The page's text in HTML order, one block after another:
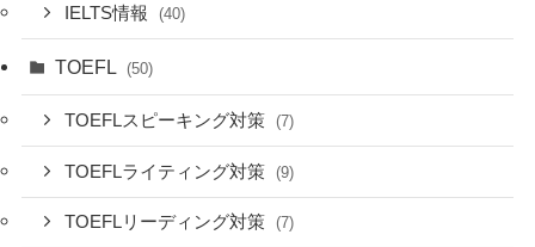
IELTS情報 (40)
TOEFL (50)
TOEFLスピーキング対策 (7)
TOEFLライティング対策 (9)
TOEFLリーディング対策 (7)